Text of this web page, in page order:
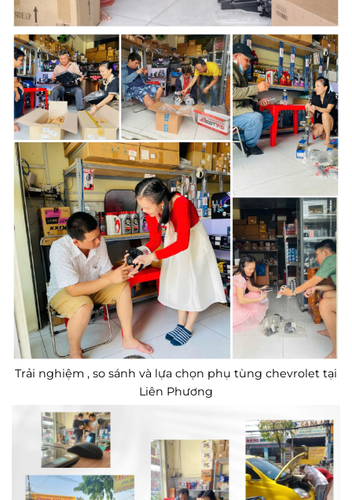
Trải nghiệm , so sánh và lựa chọn phụ tùng chevrolet tại
Liên Phương